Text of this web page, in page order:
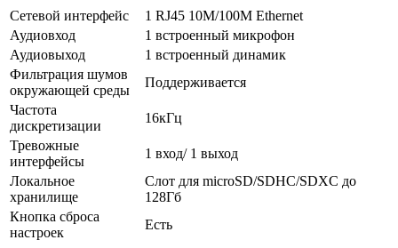
Сетевой интерфейс
1 RJ45 10M/100M Ethernet
Аудиовход
1 встроенный микрофон
Аудиовыход
1 встроенный динамик
Фильтрация шумов
окружающей среды
Поддерживается
Частота
дискретизации
16кГц
Тревожные
интерфейсы
1 вход/ 1 выход
Локальное
хранилище
Слот для microSD/SDHC/SDXC до
128Гб
Кнопка сброса
настроек
Есть